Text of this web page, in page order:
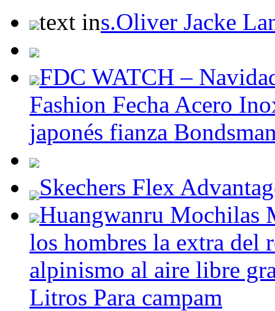
text ins.Oliver Jacke
FDC WATCH –
Fashion Fecha Acero
japonés fianza
Skechers Flex
Huangwanru Mochilas
los hombres la extra del
alpinismo al aire libre
Litros Para campam